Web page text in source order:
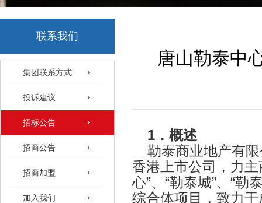
联系我们
集团联系方式
投诉建议
招标公告
招商公告
招商加盟
加入我们
唐山勒泰中
1 ．概述
勒泰商业地产有
香港上市公司，力
心”、“勒泰城”、“
综合体项目，致力